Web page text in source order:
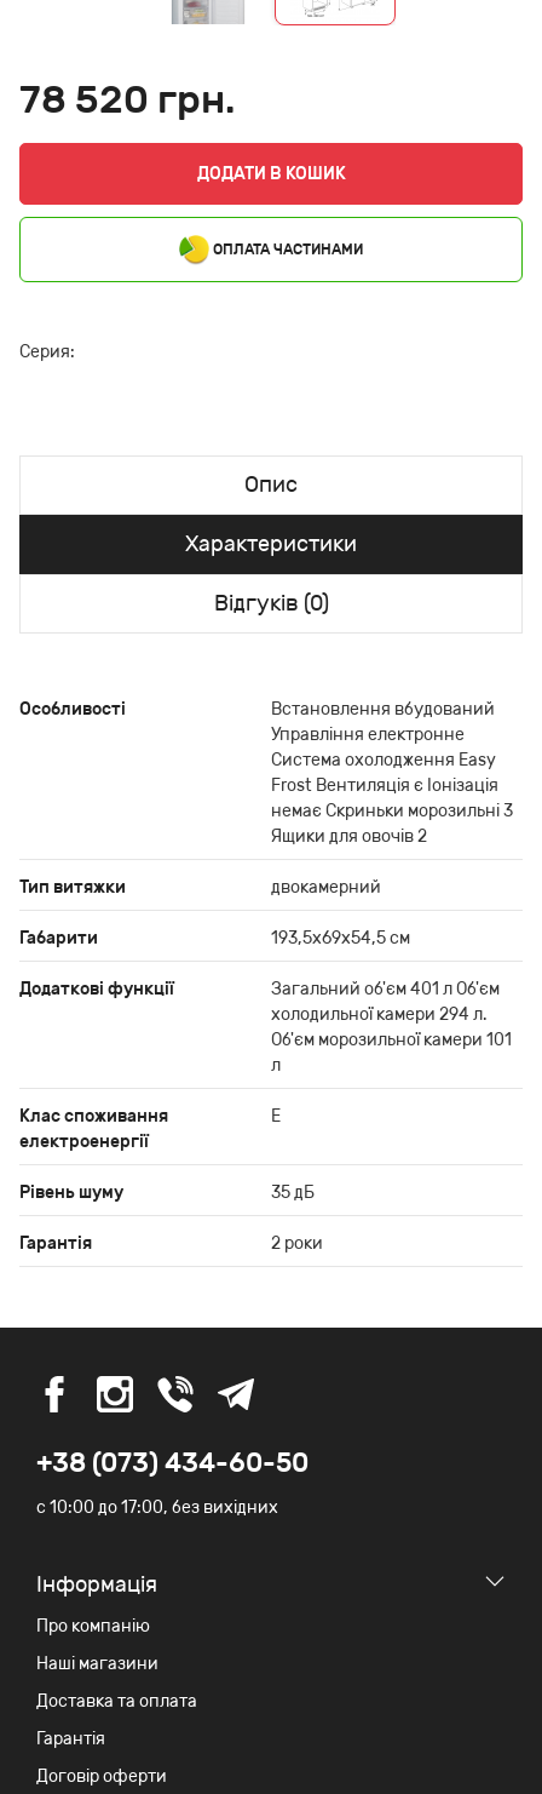
78 520 грн.
ДОДАТИ В КОШИК
ОПЛАТА ЧАСТИНАМИ
Серия:
Опис
Характеристики
Відгуків (0)
Особливості
Встановлення вбудований
Управління електронне
Система охолодження Easy
Frost Вентиляція є Іонізація
немає Скриньки морозильні 3
Ящики для овочів 2
Тип витяжки двокамерний
Габарити 193,5x69x54,5 см
Додаткові функції
Загальний об'єм 401 л Об'єм
холодильної камери 294 л.
Об'єм морозильної камери 101
л
Клас споживання
електроенергії
E
Рівень шуму 35 дБ
Гарантія 2 роки
+38 (073) 434-60-50
c 10:00 до 17:00, без вихідних
Iнформація
Про компанію
Наші магазини
Доставка та оплата
Гарантія
Договір оферти